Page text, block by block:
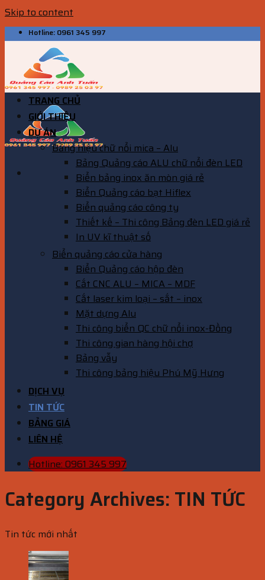
Skip to content
Hotline: 0961 345 997
TRANG CHỦ
GIỚI THIỆU
DỰ ÁN
Bảng hiệu chữ nổi mica – Alu
Bảng Quảng cáo ALU chữ nổi đèn LED
Biển bảng inox ăn mòn giá rẻ
Biển Quảng cáo bạt Hiflex
Biển quảng cáo công ty
Thiết kế – Thi công Bảng đèn LED giá rẻ
In UV kĩ thuật số
Biển quảng cáo cửa hàng
Biển Quảng cáo hộp đèn
Cắt CNC ALU – MICA – MDF
Cắt laser kim loại – sắt – inox
Mặt dựng Alu
Thi công biển QC chữ nổi inox-Đồng
Thi công gian hàng hội chợ
Bảng vẫy
Thi công bảng hiệu Phú Mỹ Hưng
DỊCH VỤ
TIN TỨC
BẢNG GIÁ
LIÊN HỆ
Hotline: 0961 345 997
Category Archives: TIN TỨC
Tin tức mới nhất